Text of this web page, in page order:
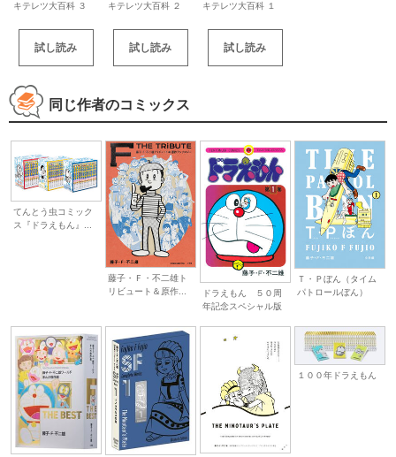
キテレツ大百科 ３
試し読み
キテレツ大百科 ２
試し読み
キテレツ大百科 １
試し読み
同じ作者のコミックス
てんとう虫コミック
ス『ドラえもん』...
藤子・Ｆ・不二雄ト
リビュート＆原作...
ドラえもん ５０周
年記念スペシャル版
Ｔ・Ｐぼん（タイム
パトロールぼん）
１００年ドラえもん